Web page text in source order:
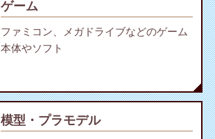
ゲーム
ファミコン、メガドライブなどのゲーム
本体やソフト
模型・プラモデル